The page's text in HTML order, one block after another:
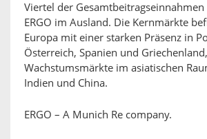
Viertel der
ERGO im Ausland. Die Kernmärkte
Europa mit einer starken Präsenz in
Österreich, Spanien und Griechenland,
Wachstumsmärkte im asiatischen
Indien und China.
ERGO – A Munich Re company.